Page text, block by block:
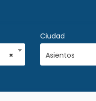
×
Ciudad
Asientos